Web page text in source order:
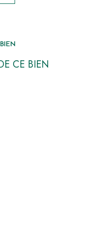
CE BIEN